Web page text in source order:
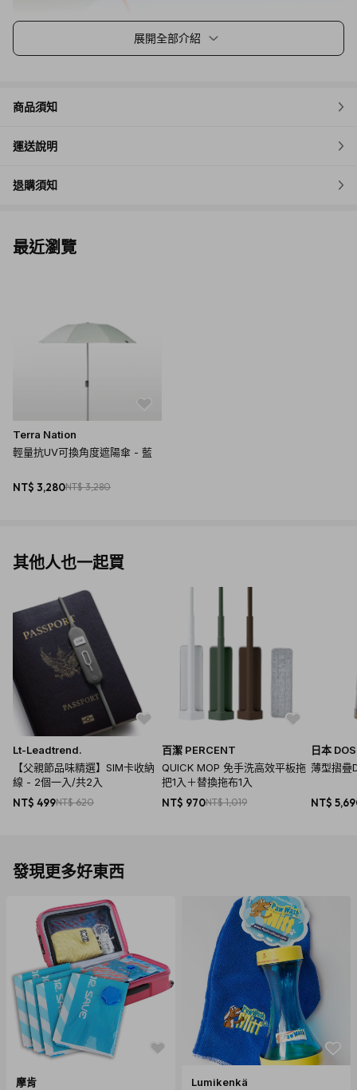
展開全部介紹
商品須知
運送說明
退購須知
最近瀏覽
Terra Nation
輕量抗UV可換角度遮陽傘 - 藍
NT$ 3,280NT$ 3,280
其他人也一起買
Lt-Leadtrend.
【父親節品味精選】SIM卡收納
線 - 2個一入/共2入
NT$ 499NT$ 620
百潔 PERCENT
QUICK MOP 免手洗高效平板拖
把1入＋替換拖布1入
NT$ 970NT$ 1,019
日本
薄型摺疊
NT$
發現更多好東西
摩肯
Lumikenkä